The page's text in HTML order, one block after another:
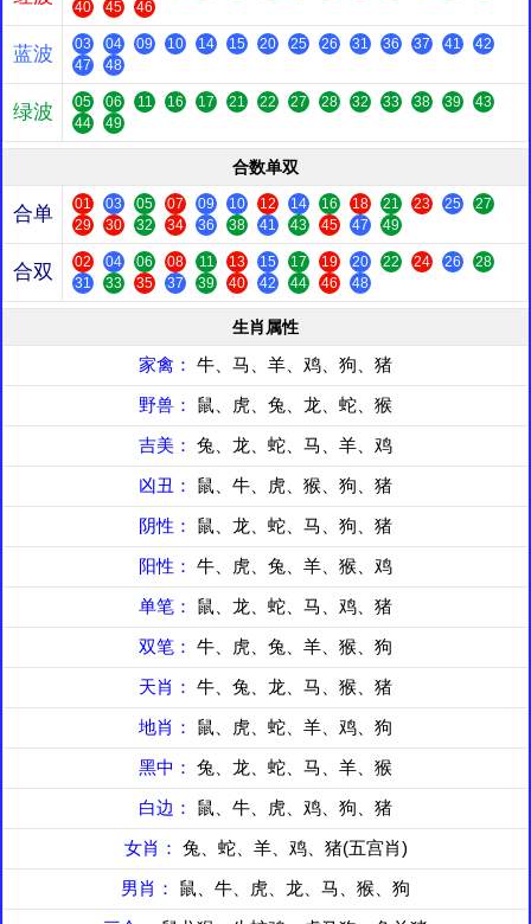
40
45 46
蓝波 03 04 09 10 14 15 20 25 26 31 36 37 41
42
47
48
绿波 05 06 11 16 17 21 22 27 28 32 33 38 39
43
44
49
合数单双
合单 01 03 05 07 09 10 12 14 16 18 21 23 25
27
29
30 32 34 36 38 41 43 45 47 49
合双 02 04 06 08 11 13 15 17 19 20 22 24 26
28
31
33 35 37 39 40 42 44 46 48
生肖属性
家禽： 牛、马、羊、鸡、狗、猪
野兽： 鼠、虎、兔、龙、蛇、猴
吉美： 兔、龙、蛇、马、羊、鸡
凶丑： 鼠、牛、虎、猴、狗、猪
阴性： 鼠、龙、蛇、马、狗、猪
阳性： 牛、虎、兔、羊、猴、鸡
单笔： 鼠、龙、蛇、马、鸡、猪
双笔： 牛、虎、兔、羊、猴、狗
天肖： 牛、兔、龙、马、猴、猪
地肖： 鼠、虎、蛇、羊、鸡、狗
黑中： 兔、龙、蛇、马、羊、猴
白边： 鼠、牛、虎、鸡、狗、猪
女肖： 兔、蛇、羊、鸡、猪(五宫肖)
男肖： 鼠、牛、虎、龙、马、猴、狗